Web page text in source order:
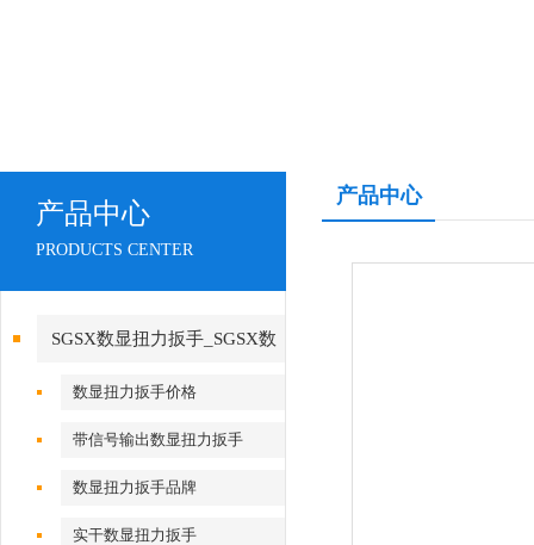
产品中心
PRODUCTS CENTER
SGSX数显扭力扳手_SGSX数
显扭力扳手
数显扭力扳手价格
带信号输出数显扭力扳手
数显扭力扳手品牌
实干数显扭力扳手
产品中心